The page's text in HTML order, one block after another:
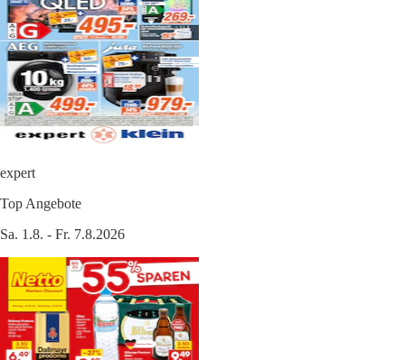
expert
Top Angebote
Sa. 1.8. - Fr. 7.8.2026